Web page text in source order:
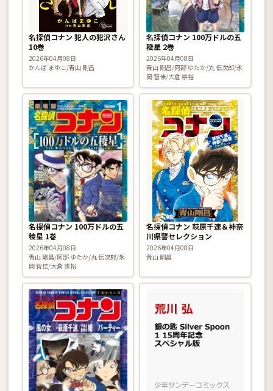
名探偵コナン 犯人の犯沢さん
10巻
2026年04月08日
かんば まゆこ/青山 剛昌
名探偵コナン 100万ドルの五
稜星 2巻
2026年04月08日
青山 剛昌/阿部 ゆたか/丸 伝次郎/永
岡 智佳/大倉 崇裕
名探偵コナン 100万ドルの五
稜星 1巻
2026年04月08日
青山 剛昌/阿部 ゆたか/丸 伝次郎/永
岡 智佳/大倉 崇裕
名探偵コナン 萩原千速＆神奈
川県警セレクション
2026年04月08日
青山 剛昌